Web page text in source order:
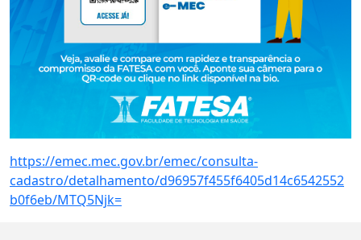
https://emec.mec.gov.br/emec/consulta-
cadastro/detalhamento/d96957f455f6405d14c6542552
b0f6eb/MTQ5Njk=